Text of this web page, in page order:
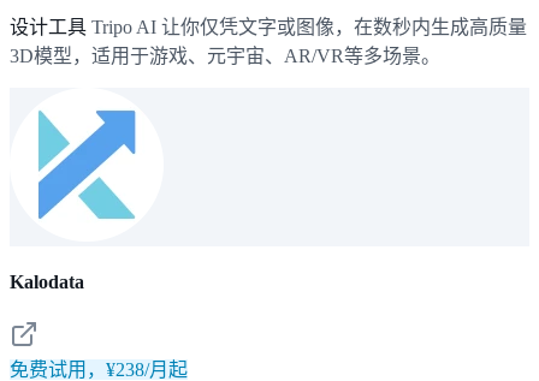
设计工具 Tripo AI 让你仅凭文字或图像，在数秒内生成高质量
3D模型，适用于游戏、元宇宙、AR/VR等多场景。
Kalodata
免费试用，¥238/月起